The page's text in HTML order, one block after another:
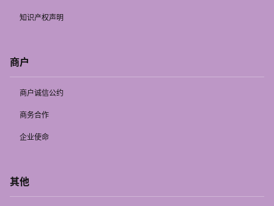
知识产权声明
商户
商户诚信公约
商务合作
企业使命
其他